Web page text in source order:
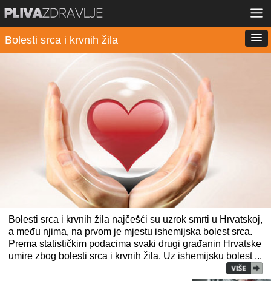
Bolesti srca i krvnih žila
Bolesti srca i krvnih žila najčešći su uzrok smrti u Hrvatskoj,
a među njima, na prvom je mjestu ishemijska bolest srca.
Prema statističkim podacima svaki drugi građanin Hrvatske
umire zbog bolesti srca i krvnih žila. Uz ishemijsku bolest ...